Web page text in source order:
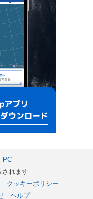
PC
れます
- クッキーポリシー
- ヘルプ